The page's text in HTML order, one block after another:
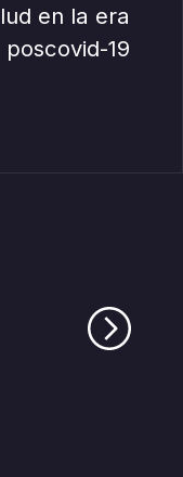
en la era
poscovid-⁠19